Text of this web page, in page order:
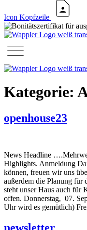
Icon Kopfzeile
Kategorie:
openhouse23
News Headline
Highlights. Anmeldung
können, freuen wir uns
außerdem die Planung für
steht unser Haus auch für
offen. Donnerstag, 07.
Uhr wird es gemütlich)
newsletter